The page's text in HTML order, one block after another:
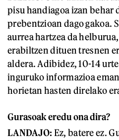
pisu handiagoa izan behar
prebentzioan dago gakoa.
aurrea hartzea da
erabiltzen dituen tresnen
aldera. Adibidez, 10-14
inguruko informazioa
horietan hasten direlako
Gurasoak eredu ona dira?
LANDAJO: Ez, batere ez.